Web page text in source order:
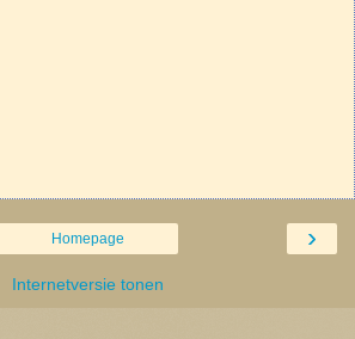
›
Homepage
Internetversie tonen